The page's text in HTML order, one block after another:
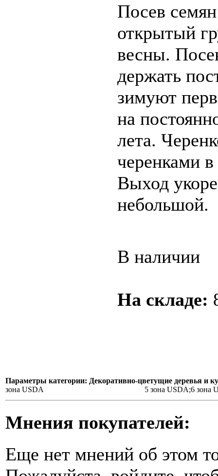
Посев
открытый
весны.
держать
зимуют
на
лета.
черенками
Выход
небольшой.
В наличии
На складе:
Параметры категории: Декоративно-цветущие деревья и
зона USDA
5 зона USDA;6 зона
Мнения покупателей:
Еще нет мнений об этом